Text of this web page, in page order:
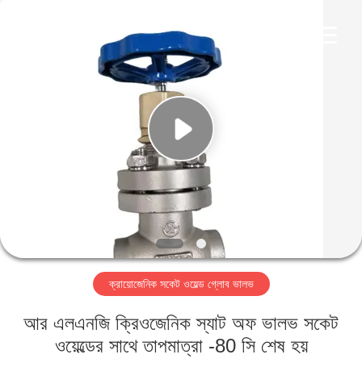
আমাদের
সম্পর্কে
কারখানা
ক্রায়োজেনিক সকেট ওয়েল্ড গ্লোব ভালভ
আর এলএনজি ক্রিওজেনিক স্যাট অফ ভালভ সকেট
ওয়েল্ডের সাথে তাপমাত্রা -80 সি শেষ হয়